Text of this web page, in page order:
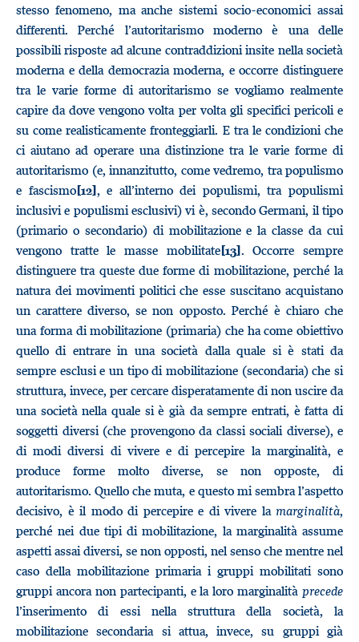
stesso fenomeno, ma anche sistemi socio-economici assai
differenti. Perché l’autoritarismo moderno è una delle
possibili risposte ad alcune contraddizioni insite nella società
moderna e della democrazia moderna, e occorre distinguere
tra le varie forme di autoritarismo se vogliamo realmente
capire da dove vengono volta per volta gli specifici pericoli e
su come realisticamente fronteggiarli. E tra le condizioni che
ci aiutano ad operare una distinzione tra le varie forme di
autoritarismo (e, innanzitutto, come vedremo, tra populismo
e fascismo[12], e all’interno dei populismi, tra populismi
inclusivi e populismi esclusivi) vi è, secondo Germani, il tipo
(primario o secondario) di mobilitazione e la classe da cui
vengono tratte le masse mobilitate[13]. Occorre sempre
distinguere tra queste due forme di mobilitazione, perché la
natura dei movimenti politici che esse suscitano acquistano
un carattere diverso, se non opposto. Perché è chiaro che
una forma di mobilitazione (primaria) che ha come obiettivo
quello di entrare in una società dalla quale si è stati da
sempre esclusi e un tipo di mobilitazione (secondaria) che si
struttura, invece, per cercare disperatamente di non uscire da
una società nella quale si è già da sempre entrati, è fatta di
soggetti diversi (che provengono da classi sociali diverse), e
di modi diversi di vivere e di percepire la marginalità, e
produce forme molto diverse, se non opposte, di
autoritarismo. Quello che muta, e questo mi sembra l’aspetto
decisivo, è il modo di percepire e di vivere la marginalità,
perché nei due tipi di mobilitazione, la marginalità assume
aspetti assai diversi, se non opposti, nel senso che mentre nel
caso della mobilitazione primaria i gruppi mobilitati sono
gruppi ancora non partecipanti, e la loro marginalità precede
l’inserimento di essi nella struttura della società, la
mobilitazione secondaria si attua, invece, su gruppi già